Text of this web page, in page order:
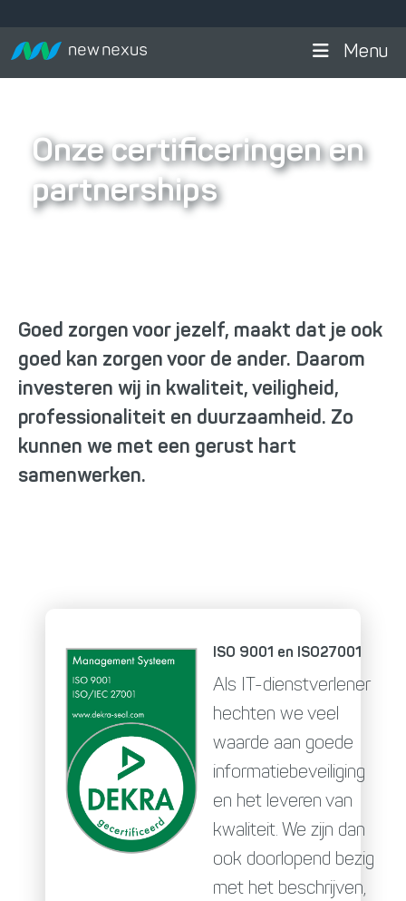
Menu
Onze certificeringen en
partnerships
Goed zorgen voor jezelf, maakt dat je ook
goed kan zorgen voor de ander. Daarom
investeren wij in kwaliteit, veiligheid,
professionaliteit en duurzaamheid. Zo
kunnen we met een gerust hart
samenwerken.
ISO 9001 en ISO27001
Als IT-dienstverlener
hechten we veel
waarde aan goede
informatiebeveiliging
en het leveren van
kwaliteit. We zijn dan
ook doorlopend bezig
met het beschrijven,